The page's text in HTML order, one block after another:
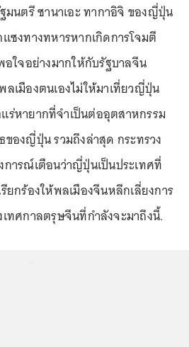
มนตรี ซานาเอะ ทากาอิจิ ของญี่ปุ่น
ซงทางทหารหากเกิดการโจมตี
ใจอย่างมากให้กับรัฐบาลจีน
เมืองตนเองไม่ให้มาเที่ยวญี่ปุ่น
ร่หายากที่จำเป็นต่ออุตสาหกรรม
องญี่ปุ่น รวมถึงล่าสุด กระทรวง
ารณ์เตือนว่าญี่ปุ่นเป็นประเทศที่
กร้องให้พลเมืองจีนหลีกเลี่ยงการ
ทศกาลตรุษจีนที่กำลังจะมาถึงนี้.